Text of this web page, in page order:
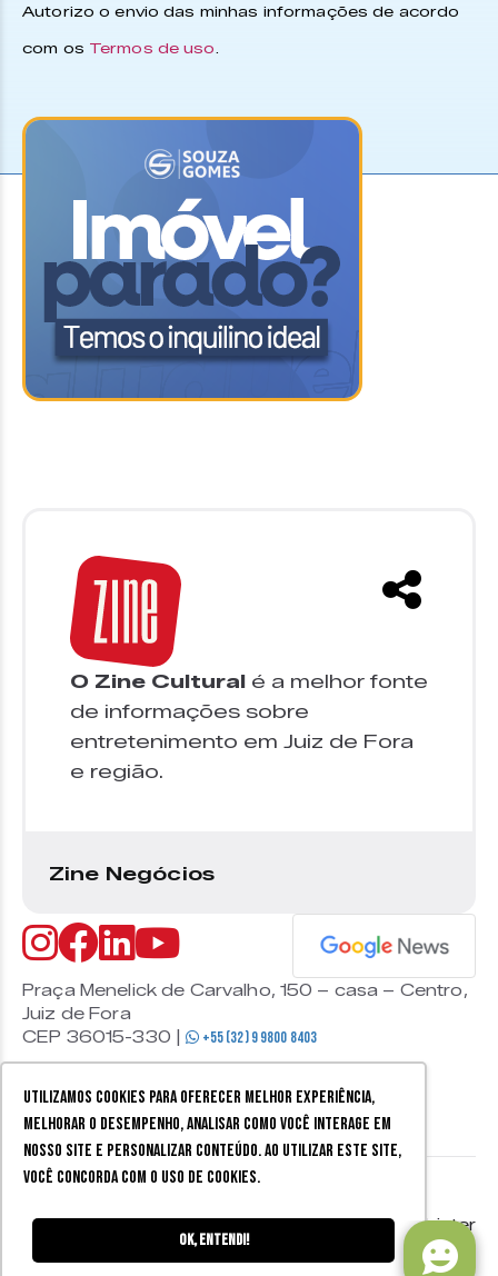
Utilizamos cookies para oferecer melhor experiência,
melhorar o desempenho, analisar como você interage em
nosso site e personalizar conteúdo. Ao utilizar este site,
você concorda com o uso de cookies.
Ok, entendi!
Autorizo o envio das minhas informações de acordo
com os Termos de uso
O Zine Cultural é a melhor fonte
de informações sobre
entretenimento em Juiz de Fora
e região.
Zine Negócios
Praça Menelick de Carvalho, 150 – casa – Centro,
Juiz de Fora
CEP 36015-330 |
+55 (32) 9 9800 8403
os direitos reservados.
Mobister